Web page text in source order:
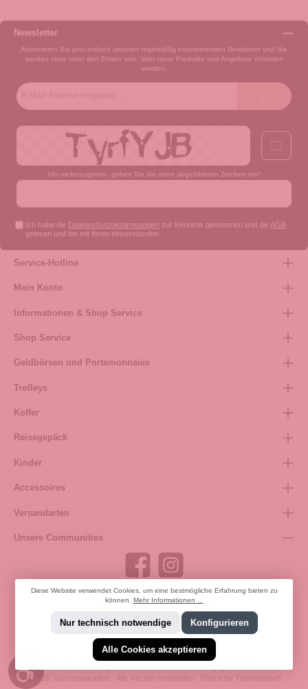
Newsletter
Abonnieren Sie jetzt einfach unseren regelmäßig erscheinenden Newsletter und Sie
werden stets unter den Ersten sein, über neue Produkte und Angebote informiert
werden.
Um weiterzugehen, geben Sie die oben abgebildeten Zeichen ein*
Ich habe die Datenschutzbestimmungen zur Kenntnis genommen und die AGB
gelesen und bin mit ihnen einverstanden.
Service-Hotline
Mein Konto
Informationen & Shop Service
Shop Service
Geldbörsen und Portemonnaies
Trolleys
Koffer
Reisegepäck
Kinder
Accessoires
Versandarten
Unsere Communities
Bestellung widerrufen
* Alle Preise inkl. gesetzl. Mehrwertsteuer zzgl. Versandkosten
© 2026 Taschenparadies - Alle Rechte vorbehalten. Theme by ThemeWare®
Diese Website verwendet Cookies, um eine bestmögliche Erfahrung bieten zu
können. Mehr Informationen ...
Nur technisch notwendige Konfigurieren
Alle Cookies akzeptieren